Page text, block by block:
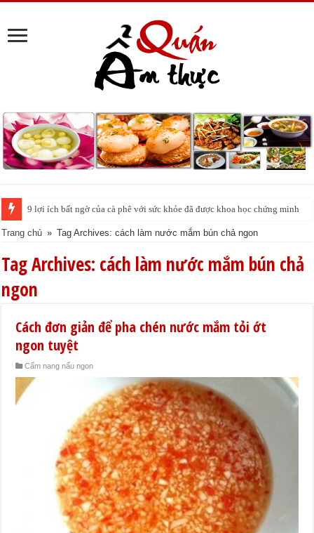
9 lợi ích bất ngờ của cà phê với sức khỏe đã được khoa học chứng minh
Trang chủ » Tag Archives: cách làm nước mắm bún chả ngon
Tag Archives: cách làm nước mắm bún chả
ngon
Cách đơn giản để pha chén nước mắm tỏi ớt
ngon tuyệt
Cẩm nang nấu ngon